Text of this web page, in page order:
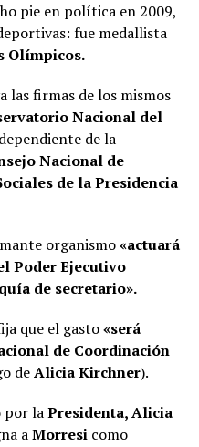
pie en política en 2009,
fue medallista
Olímpicos.
las firmas de los mismos
Nacional del
de la
Nacional de
de la Presidencia
organismo«actuará
Poder Ejecutivo
de secretario».
que el gasto«será
de Coordinación
deAlicia Kirchner).
por laPresidenta, Alicia
aMorresicomo